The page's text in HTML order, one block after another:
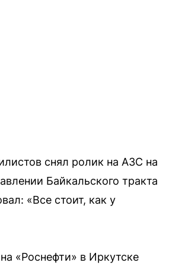
снял ролик на АЗС на
Байкальского тракта
«Все стоит, как у
«Роснефти» в Иркутске